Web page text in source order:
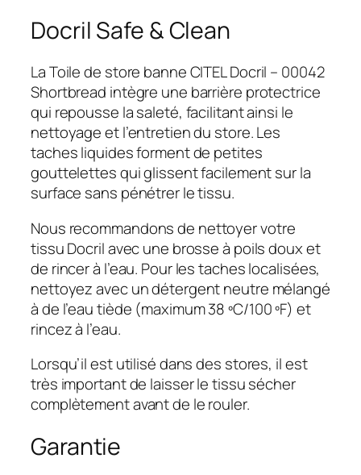
Docril Safe & Clean
La Toile de store banne CITEL Docril – 00042
Shortbread intègre une barrière protectrice
qui repousse la saleté, facilitant ainsi le
nettoyage et l’entretien du store. Les
taches liquides forment de petites
gouttelettes qui glissent facilement sur la
surface sans pénétrer le tissu.
Nous recommandons de nettoyer votre
tissu Docril avec une brosse à poils doux et
de rincer à l’eau. Pour les taches localisées,
nettoyez avec un détergent neutre mélangé
à de l’eau tiède (maximum 38 ºC/100 ºF) et
rincez à l’eau.
Lorsqu’il est utilisé dans des stores, il est
très important de laisser le tissu sécher
complètement avant de le rouler.
Garantie